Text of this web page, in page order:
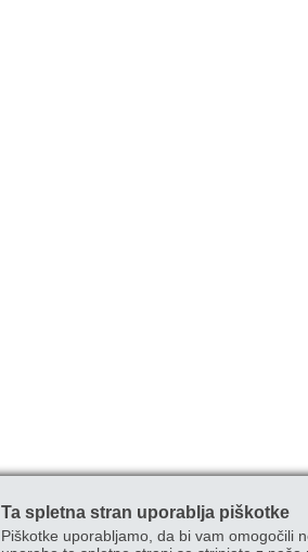
Ta spletna stran uporablja piškotke
Piškotke uporabljamo, da bi vam omogočili